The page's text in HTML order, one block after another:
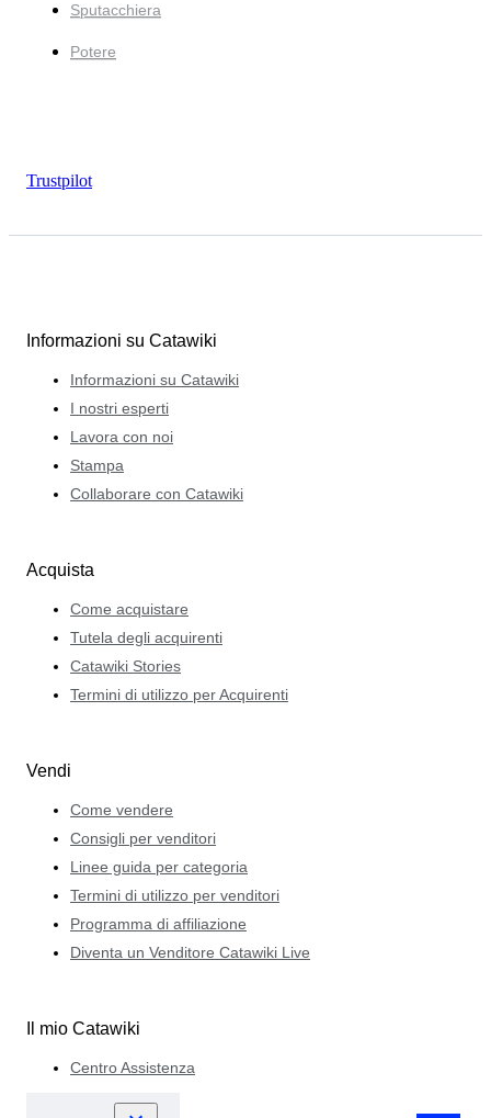
Sputacchiera
Potere
Trustpilot
Informazioni su Catawiki
Informazioni su Catawiki
I nostri esperti
Lavora con noi
Stampa
Collaborare con Catawiki
Acquista
Come acquistare
Tutela degli acquirenti
Catawiki Stories
Termini di utilizzo per Acquirenti
Vendi
Come vendere
Consigli per venditori
Linee guida per categoria
Termini di utilizzo per venditori
Programma di affiliazione
Diventa un Venditore Catawiki Live
Il mio Catawiki
Centro Assistenza